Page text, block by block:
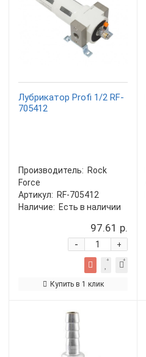
Лубрикатор Profi 1/2 RF-
705412
Производитель: Rock
Force
Артикул: RF-705412
Наличие: Есть в наличии
97.61 р.
+
-
Купить в 1 клик